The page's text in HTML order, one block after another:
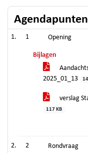
Agendapunten
1 Opening
Bijlagen
2025_01_13
verslag
117 KB
2 Rondvraag